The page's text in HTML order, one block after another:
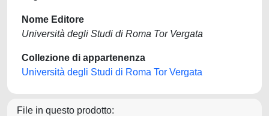
Nome Editore
Università degli Studi di Roma Tor Vergata
Collezione di appartenenza
Università degli Studi di Roma Tor Vergata
File in questo prodotto: